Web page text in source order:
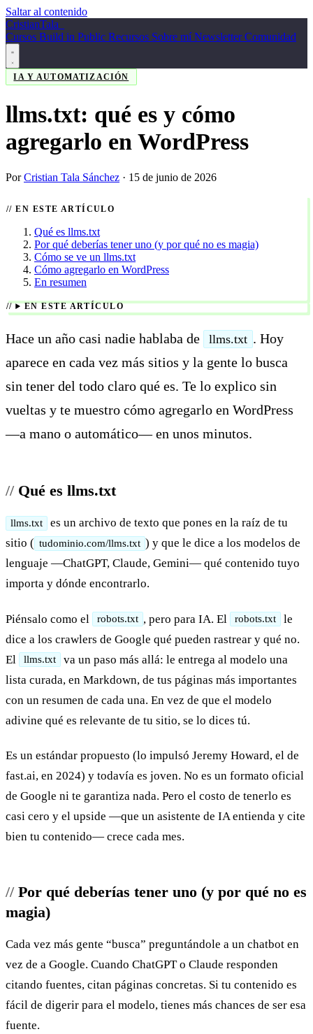
Saltar al contenido
CristianTala
Cursos Build in Public Recursos Sobre míNewsletterComunidad
IA Y AUTOMATIZACIÓN
llms.txt: qué es y cómo
agregarlo en WordPress
PorCristian Tala Sánchez · 15 de junio de 2026
EN ESTE ARTÍCULO
Qué es llms.txt
Por qué deberías tener uno (y por qué no es magia)
Cómo se ve un llms.txt
Cómo agregarlo en WordPress
En resumen
EN ESTE ARTÍCULO
Hace un año casi nadie hablaba de llms.txt . Hoy
aparece en cada vez más sitios y la gente lo busca
sin tener del todo claro qué es. Te lo explico sin
vueltas y te muestro cómo agregarlo en WordPress
—a mano o automático— en unos minutos.
Qué es llms.txt
llms.txt
es un archivo de texto que pones en la raíz de tu
sitio ( tudominio.com/llms.txt ) y que le dice a los modelos de
lenguaje —ChatGPT, Claude, Gemini— qué contenido tuyo
importa y dónde encontrarlo.
Piénsalo como el robots.txt , pero para IA. El robots.txt
le
dice a los crawlers de Google qué pueden rastrear y qué no.
El
llms.txt
va un paso más allá: le entrega al modelo una
lista curada, en Markdown, de tus páginas más importantes
con un resumen de cada una. En vez de que el modelo
adivine qué es relevante de tu sitio, se lo dices tú.
Es un estándar propuesto (lo impulsó Jeremy Howard, el de
fast.ai, en 2024) y todavía es joven. No es un formato oficial
de Google ni te garantiza nada. Pero el costo de tenerlo es
casi cero y el upside —que un asistente de IA entienda y cite
bien tu contenido— crece cada mes.
Por qué deberías tener uno (y por qué no es
magia)
Cada vez más gente “busca” preguntándole a un chatbot en
vez de a Google. Cuando ChatGPT o Claude responden
citando fuentes, citan páginas concretas. Si tu contenido es
fácil de digerir para el modelo, tienes más chances de ser esa
fuente.